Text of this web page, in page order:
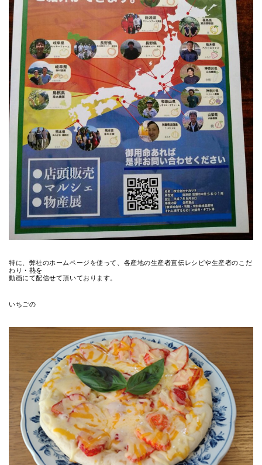
特に、弊社のホームページを使って、各産地の生産者直伝レシピや生産者のこだ
わり・熱を
動画にて配信せて頂いております。
いちごの